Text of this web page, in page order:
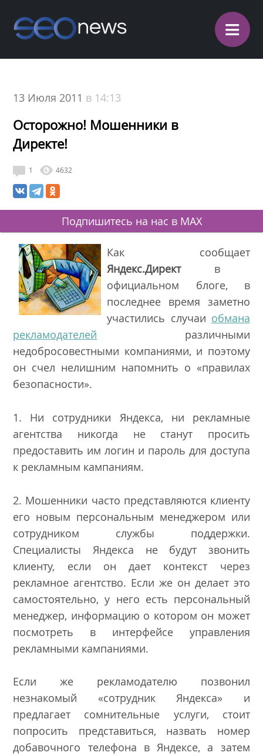
≡
13 Июля 2011 в 14:13
Осторожно! Мошенники в
Директе!
1 4632
Подпишитесь на нас в MAX
Как сообщает
Яндекс.Директ в
официальном блоге, в
последнее время заметно
участились случаи обмана
рекламодателей различными
недобросовестными компаниями, и поэтому
он счел нелишним напомнить о «правилах
безопасности».
1. Ни сотрудники Яндекса, ни рекламные
агентства никогда не станут просить
предоставить им логин и пароль для доступа
к рекламным кампаниям.
2. Мошенники часто представляются клиенту
его новым персональным менеджером или
сотрудником службы поддержки.
Специалисты Яндекса не будут звонить
клиенту, если он дает контекст через
рекламное агентство. Если же он делает это
самостоятельно, у него есть персональный
менеджер, информацию о котором он может
посмотреть в интерфейсе управления
рекламными кампаниями.
Если же рекламодателю позвонил
незнакомый «сотрудник Яндекса» и
предлагает сомнительные услуги, стоит
попросить представиться, назвать номер
добавочного телефона в Яндексе, а затем